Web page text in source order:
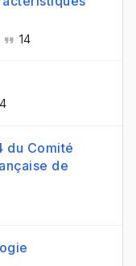
14
du Comité
de